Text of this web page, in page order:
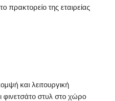
πρακτορείο της εταιρείας
και λειτουργική
φινετσάτο στυλ στο χώρο